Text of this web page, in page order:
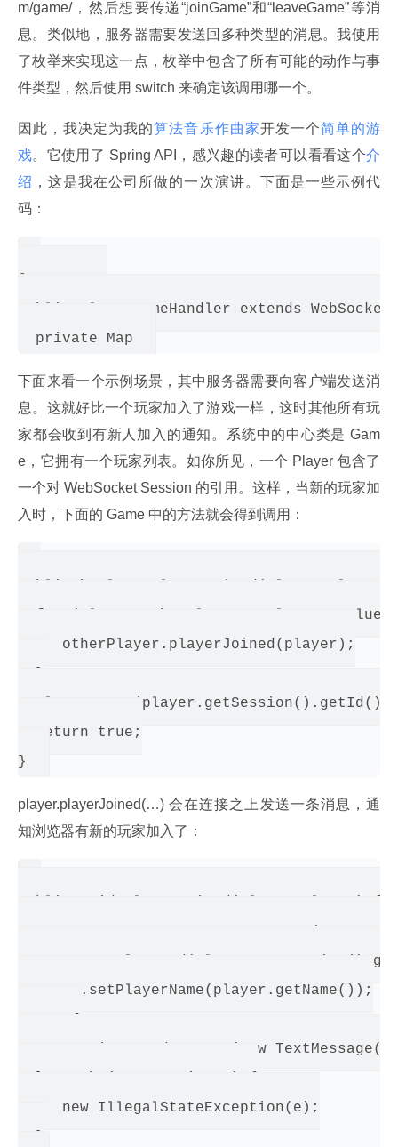
m/game/，然后想要传递“joinGame”和“leaveGame”等消
息。类似地，服务器需要发送回多种类型的消息。我使用
了枚举来实现这一点，枚举中包含了所有可能的动作与事
件类型，然后使用 switch 来确定该调用哪一个。
因此，我决定为我的算法音乐作曲家开发一个简单的游
戏。它使用了 Spring API，感兴趣的读者可以看看这个介
绍 ，这是我在公司所做的一次演讲。下面是一些示例代
码：
public class GameHandler extends
下面来看一个示例场景，其中服务器需要向客户端发送消
息。这就好比一个玩家加入了游戏一样，这时其他所有玩
家都会收到有新人加入的通知。系统中的中心类是 Gam
e，它拥有一个玩家列表。如你所见，一个 Player 包含了
一个对 WebSocket Session 的引用。这样，当新的玩家加
入时，下面的 Game 中的方法就会得到调用：
for (Player otherPlayer :
     otherPlayer.playerJoined(player);
players.put(player.getSession().getId(),
  return true;
player.playerJoined(…) 会在连接之上发送一条消息，通
知浏览器有新的玩家加入了：
  event.setPlayerName(player.getName());
session.sendMessage(new
     new IllegalStateException(e);